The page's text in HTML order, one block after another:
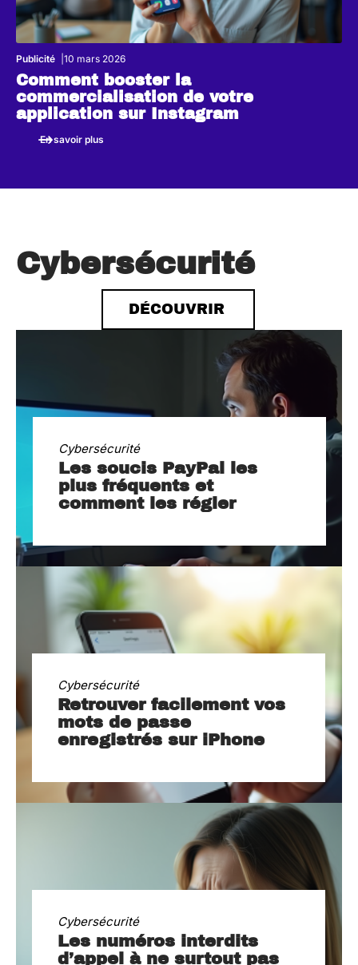
Publicité 10 mars 2026
Comment booster la
commercialisation de votre
application sur Instagram
En savoir plus
Cybersécurité
DÉCOUVRIR
Cybersécurité
Les soucis PayPal les
plus fréquents et
comment les régler
Cybersécurité
Retrouver facilement vos
mots de passe
enregistrés sur iPhone
Cybersécurité
Les numéros interdits
d’appel à ne surtout pas